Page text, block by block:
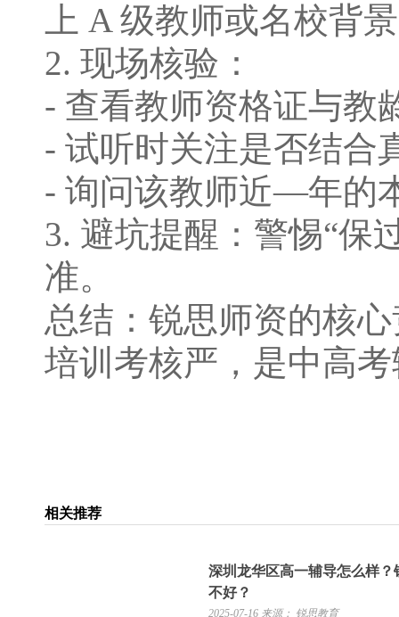
上 A 级教师或名校背
2. 现场核验：
- 查看教师资格证与教
- 试听时关注是否结合
- 询问该教师近—年的
3. 避坑提醒：警惕“保
准。
总结：锐思师资的核
培训考核严，是中⾼
相关推荐
深圳龙华区高一辅导怎么样？
不好？
2025-07-16 来源： 锐思教育